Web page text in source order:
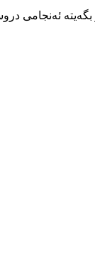
بگەیتە ئەنجامی